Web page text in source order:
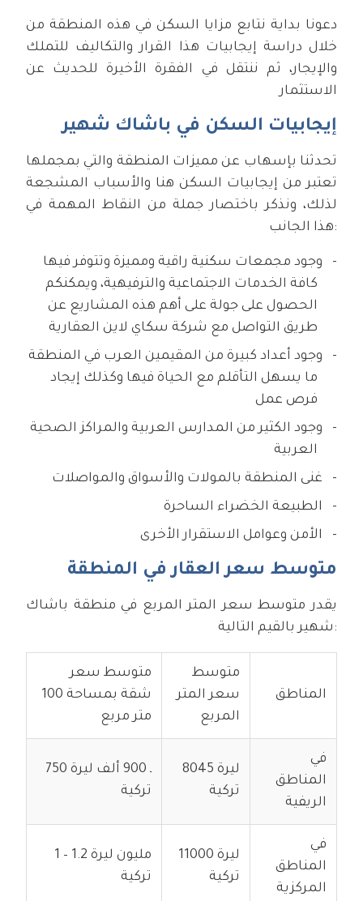
دعونا بداية نتابع مزايا السكن في هذه المنطقة من
خلال دراسة إيجابيات هذا القرار والتكاليف للتملك
والإيجار، ثم ننتقل في الفقرة الأخيرة للحديث عن
الاستثمار
إيجابيات السكن في باشاك شهير
تحدثنا بإسهاب عن مميزات المنطقة والتي بمجملها
تعتبر من إيجابيات السكن هنا والأسباب المشجعة
لذلك، ونذكر باختصار جملة من النقاط المهمة في
هذا الجانب:
وجود مجمعات سكنية راقية ومميزة وتتوفر فيها
كافة الخدمات الاجتماعية والترفيهية، ويمكنكم
الحصول على جولة على أهم هذه المشاريع عن
طريق التواصل مع شركة سكاي لاين العقارية
وجود أعداد كبيرة من المقيمين العرب في المنطقة
ما يسهل التأقلم مع الحياة فيها وكذلك إيجاد
فرص عمل
وجود الكثير من المدارس العربية والمراكز الصحية
العربية
غنى المنطقة بالمولات والأسواق والمواصلات
الطبيعة الخضراء الساحرة
الأمن وعوامل الاستقرار الأخرى
متوسط سعر العقار في المنطقة
يقدر متوسط سعر المتر المربع في منطقة باشاك
شهير بالقيم التالية:
المناطق
متوسط
سعر المتر
المربع
متوسط سعر
شقة بمساحة 100
متر مربع
في
المناطق
الريفية
8045 ليرة
تركية
750 ـ 900 ألف ليرة
تركية
في
المناطق
المركزية
11000 ليرة
تركية
1 – 1.2 مليون ليرة
تركية